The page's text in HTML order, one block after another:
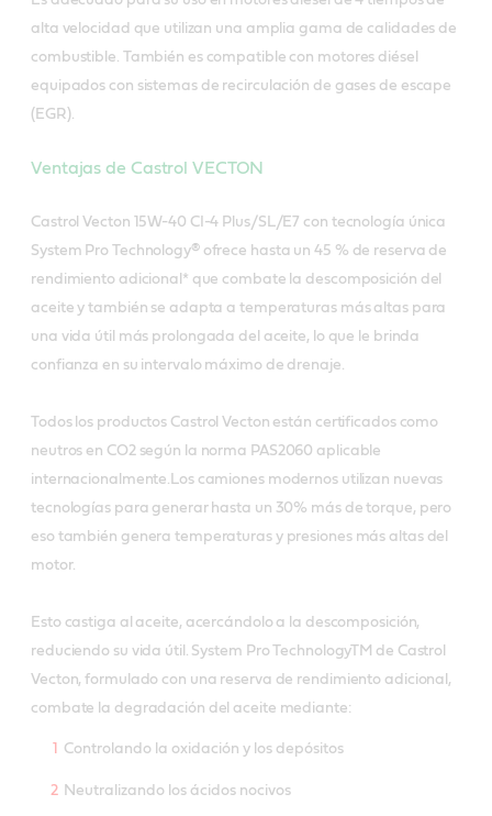
alta velocidad que utilizan una amplia gama de calidades de
combustible. También es compatible con motores diésel
equipados con sistemas de recirculación de gases de escape
(EGR).
Ventajas de Castrol VECTON
Castrol Vecton 15W-40 CI-4 Plus/SL/E7 con tecnología única
System Pro Technology® ofrece hasta un 45 % de reserva de
rendimiento adicional* que combate la descomposición del
aceite y también se adapta a temperaturas más altas para
una vida útil más prolongada del aceite, lo que le brinda
confianza en su intervalo máximo de drenaje.
Todos los productos Castrol Vecton están certificados como
neutros en CO2 según la norma PAS2060 aplicable
internacionalmente.Los camiones modernos utilizan nuevas
tecnologías para generar hasta un 30% más de torque, pero
eso también genera temperaturas y presiones más altas del
motor.
Esto castiga al aceite, acercándolo a la descomposición,
reduciendo su vida útil. System Pro TechnologyTM de Castrol
Vecton, formulado con una reserva de rendimiento adicional,
combate la degradación del aceite mediante:
Controlando la oxidación y los depósitos
Neutralizando los ácidos nocivos